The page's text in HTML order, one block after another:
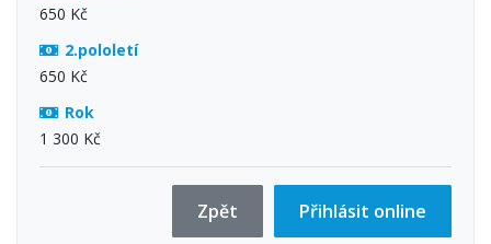
650 Kč
2.pololetí
650 Kč
Rok
1 300 Kč
Přihlásit online
Zpět